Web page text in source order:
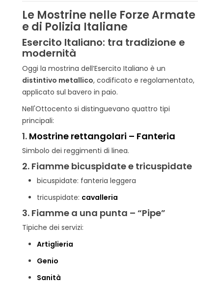
Le Mostrine nelle Forze Armate
e di Polizia Italiane
Esercito Italiano: tra tradizione e
modernità
Oggi la mostrina dell’Esercito Italiano è un
distintivo metallico, codificato e regolamentato,
applicato sul bavero in paio.
Nell'Ottocento si distinguevano quattro tipi
principali:
1. Mostrine rettangolari – Fanteria
Simbolo dei reggimenti di linea.
2. Fiamme bicuspidate e tricuspidate
bicuspidate: fanteria leggera
tricuspidate: cavalleria
3. Fiamme a una punta – “Pipe”
Tipiche dei servizi:
Artiglieria
Genio
Sanità